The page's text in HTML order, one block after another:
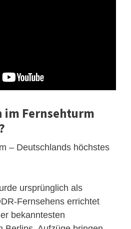
im Fernsehturm
– Deutschlands höchstes
ursprünglich als
Fernsehens errichtet
bekanntesten